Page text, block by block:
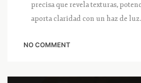
precisa que revela texturas,
aporta claridad con un haz de
NO COMMENT